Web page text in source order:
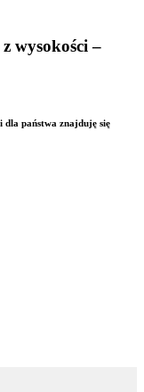
wysokości –
państwa znajduję się